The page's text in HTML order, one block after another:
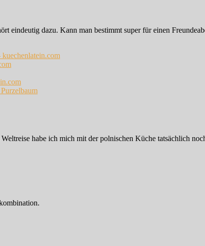
eindeutig dazu. Kann man bestimmt super für einen
habe ich mich mit der polnischen Küche tatsächlich